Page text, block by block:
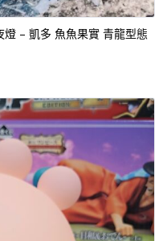
– 凱多 魚魚果實 青龍型態